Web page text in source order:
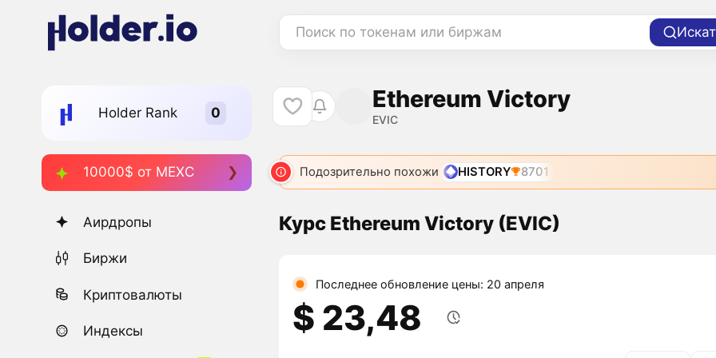
Поиск по токенам или биржам
Holder Rank
10000$ от MEXC
Аирдропы
Биржи
Криптовалюты
Индексы
Ethereum Victory
EVIC
Подозрительно похожи HISTORY 8701
Курс Ethereum Victory (EVIC)
Последнее обновление цены: 20 апреля
$ 23,48